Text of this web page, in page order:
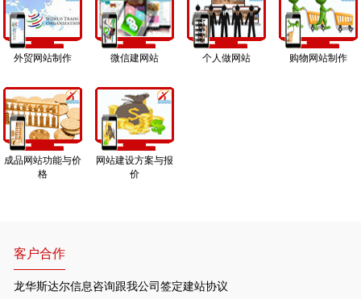
外贸网站制作 微信建网站 个人做网站 购物网站制作
成品网站功能与价
格
网站建设方案与报
价
客户合作
龙华斯达尔信息咨询跟我公司签定建站协议